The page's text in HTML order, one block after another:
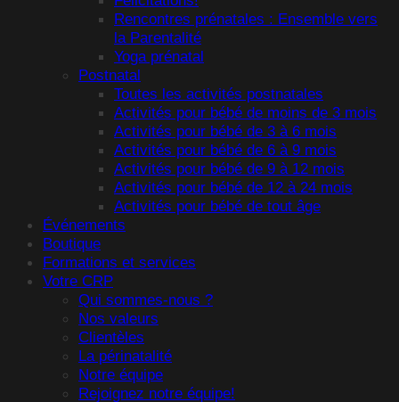
Rencontres prénatales : Ensemble vers
la Parentalité
Yoga prénatal
Postnatal
Toutes les activités postnatales
Activités pour bébé de moins de 3 mois
Activités pour bébé de 3 à 6 mois
Activités pour bébé de 6 à 9 mois
Activités pour bébé de 9 à 12 mois
Activités pour bébé de 12 à 24 mois
Activités pour bébé de tout âge
Événements
Boutique
Formations et services
Votre CRP
Qui sommes-nous ?
Nos valeurs
Clientèles
La périnatalité
Notre équipe
Rejoignez notre équipe!